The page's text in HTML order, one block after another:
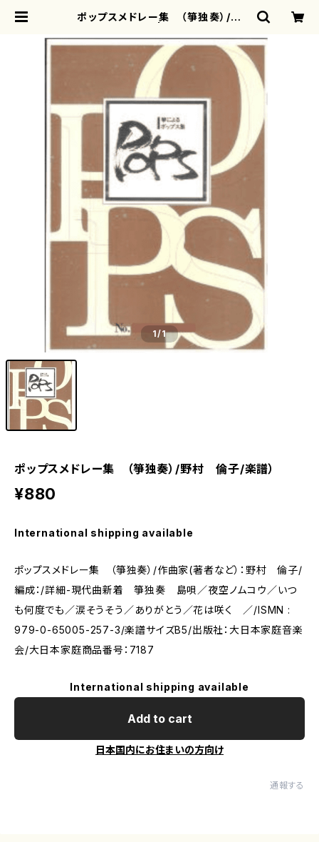
ポップスメドレー集 （箏独奏）/野
1/1
ポップスメドレー集 （箏独奏）/野村 倫子/楽譜）
¥880
International shipping available
ポップスメドレー集 （箏独奏）/作曲家(著者など）：野村 倫子/
編成：/詳細-現代曲新着 箏独奏 島唄／夜空ノムコウ／いつ
も何度でも／涙そうそう／ありがとう／花は咲く ／/ISMN :
979-0-65005-257-3/楽譜サイズB5/出版社：大日本家庭音楽
会/大日本家庭商品番号：7187
International shipping available
Add to cart
日本国内にお住まいの方向け
通報する